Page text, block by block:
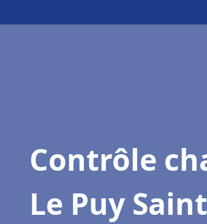
Contrôle
Le Puy